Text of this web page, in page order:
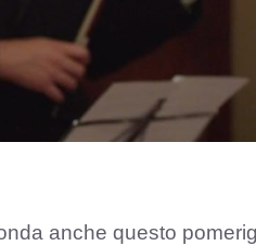
anche questo